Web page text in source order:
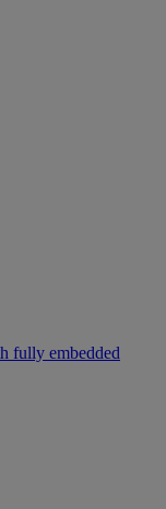
fully embedded